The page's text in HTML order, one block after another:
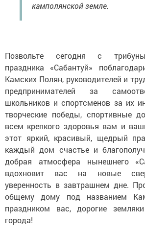
камполянской земле.
Позвольте сегодня с
праздника «Сабантуй»
Камских Полян, руководителей и
предпринимателей за
школьников и спортсменов за их
творческие победы, спортивные
всем крепкого здоровья вам и
этот яркий, красивый, щедрый
каждый дом счастье и
добрая атмосфера нынешнего
вдохновит вас на новые
уверенность в завтрашнем дне.
общему дому под названием
праздником вас, дорогие
города!